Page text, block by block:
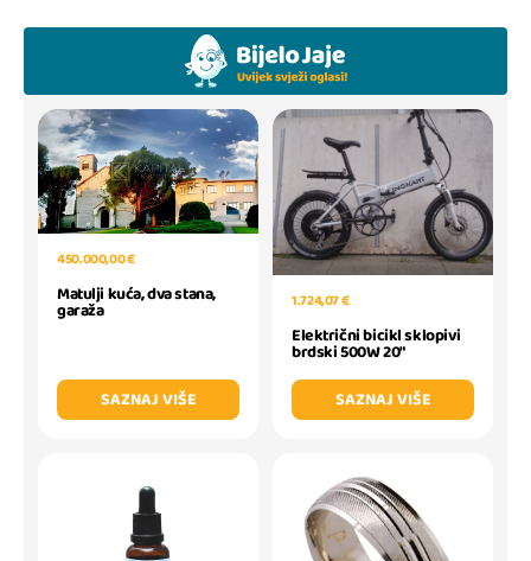
450.000,00 €
Matulji kuća, dva stana,
garaža
SAZNAJ VIŠE
1.724,07 €
Električni bicikl sklopivi
brdski 500W 20"
SAZNAJ VIŠE